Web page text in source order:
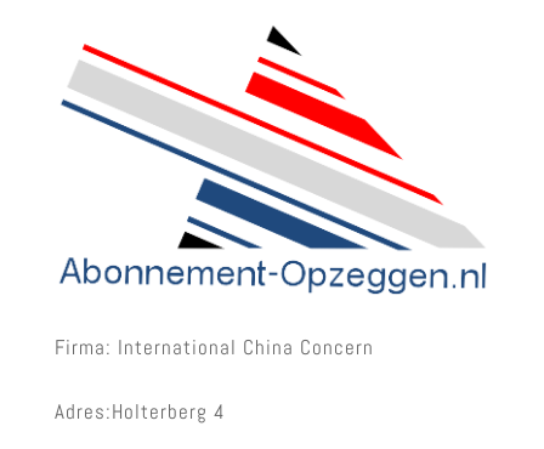
Firma: International China Concern
Adres:Holterberg 4